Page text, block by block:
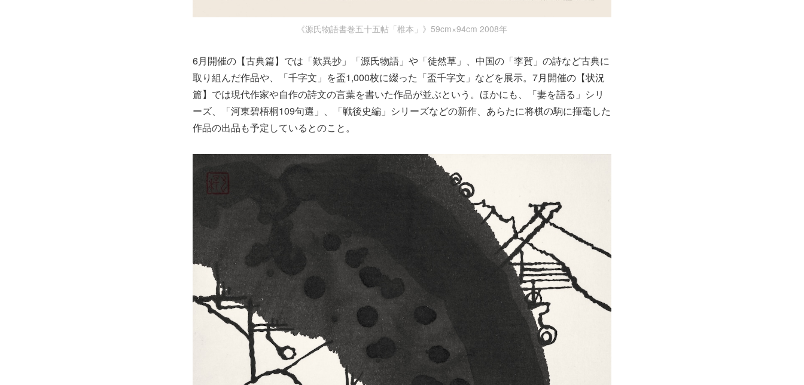
《源氏物語書巻五十五帖「椎本」》59cm×94cm 2008年
6月開催の【古典篇】では「歎異抄」「源氏物語」や「徒然草」、中国の「李賀」の詩など古典に
取り組んだ作品や、「千字文」を盃1,000枚に綴った「盃千字文」などを展示。7月開催の【状況
篇】では現代作家や自作の詩文の言葉を書いた作品が並ぶという。ほかにも、「妻を語る」シリ
ーズ、「河東碧梧桐109句選」、「戦後史編」シリーズなどの新作、あらたに将棋の駒に揮毫した
作品の出品も予定しているとのこと。